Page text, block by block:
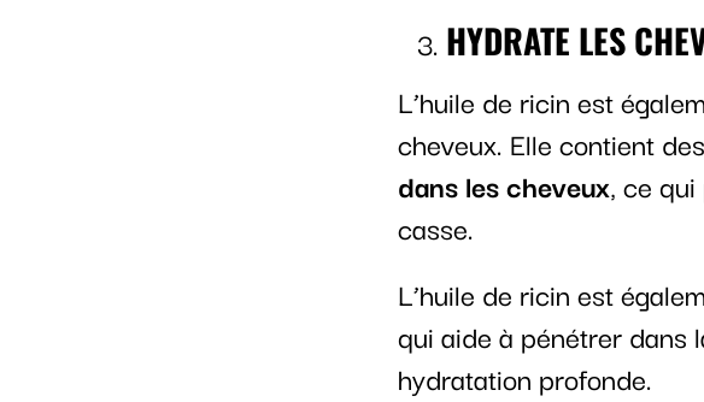
HYDRATE LES
L’huile de ricin est
cheveux. Elle contient
dans les cheveux, ce
casse.
L’huile de ricin est
qui aide à pénétrer dans
hydratation profonde.